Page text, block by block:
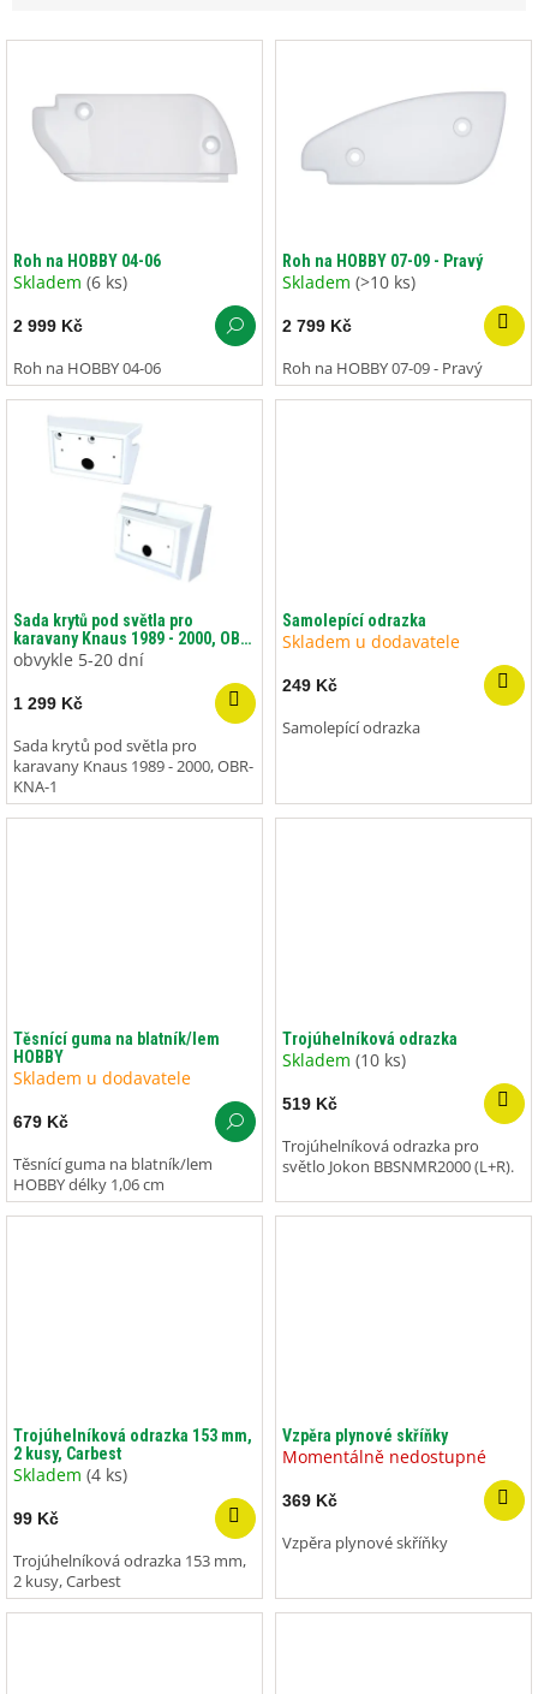
V
d
u
t
ů
Roh na HOBBY 04-06
Skladem (6 ks)
2 999 Kč
Roh na HOBBY 04-06
Roh na HOBBY 07-09 - Pravý
Skladem (>10 ks)
2 799 Kč
Roh na HOBBY 07-09 - Pravý
Sada krytů pod světla pro
karavany Knaus 1989 - 2000, OBR-
KNA-1
obvykle 5-20 dní
1 299 Kč
Sada krytů pod světla pro
karavany Knaus 1989 - 2000, OBR-
KNA-1
Samolepící odrazka
Skladem u dodavatele
249 Kč
Samolepící odrazka
Těsnící guma na blatník/lem
HOBBY
Skladem u dodavatele
679 Kč
Těsnící guma na blatník/lem
HOBBY délky 1,06 cm
Trojúhelníková odrazka
Skladem (10 ks)
519 Kč
Trojúhelníková odrazka pro
světlo Jokon BBSNMR2000 (L+R).
Trojúhelníková odrazka 153 mm,
2 kusy, Carbest
Skladem (4 ks)
99 Kč
Trojúhelníková odrazka 153 mm,
2 kusy, Carbest
Vzpěra plynové skříňky
Momentálně nedostupné
369 Kč
Vzpěra plynové skříňky